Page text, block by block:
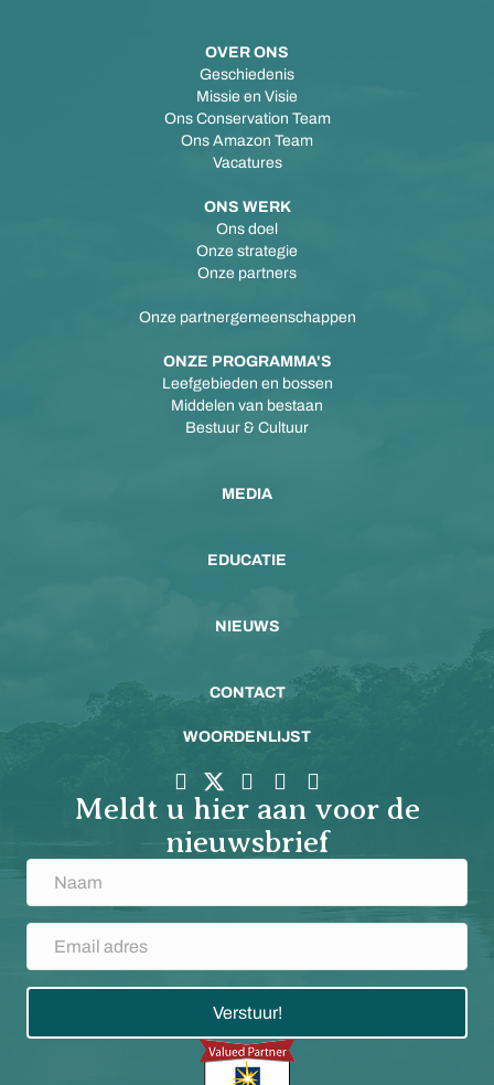
OVER ONS
Geschiedenis
Missie en Visie
Ons Conservation Team
Ons Amazon Team
Vacatures
ONS WERK
Ons doel
Onze strategie
Onze partners
Onze partnergemeenschappen
ONZE PROGRAMMA'S
Leefgebieden en bossen
Middelen van bestaan
Bestuur & Cultuur
MEDIA
EDUCATIE
NIEUWS
CONTACT
WOORDENLIJST
Meldt u hier aan voor de
nieuwsbrief
Verstuur!